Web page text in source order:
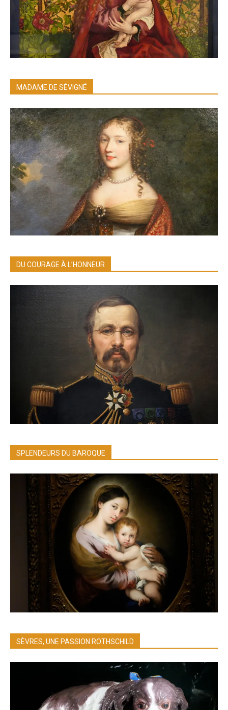
MADAME DE SÉVIGNÉ
DU COURAGE À L’HONNEUR
SPLENDEURS DU BAROQUE
SÈVRES, UNE PASSION ROTHSCHILD